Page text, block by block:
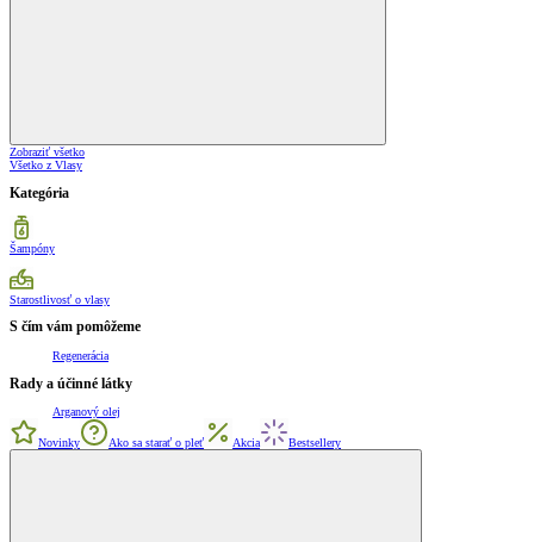
Zobraziť všetko
Všetko z Vlasy
Kategória
Šampóny
Starostlivosť o vlasy
S čím vám pomôžeme
Regenerácia
Rady a účinné látky
Arganový olej
Novinky Ako sa starať o pleť Akcia Bestsellery